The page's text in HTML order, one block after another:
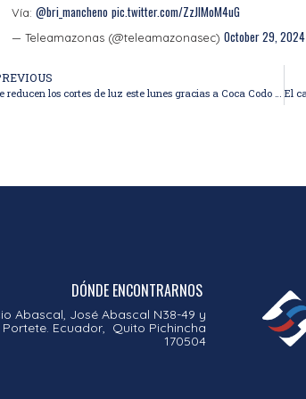
Vía:@bri_mancheno pic.twitter.com/ZzJlMoM4uG
— Teleamazonas (@teleamazonasec)October 29, 2024
Se reducen los cortes de luz este lunes gracias a Coca Codo Sinclair
DÓNDE ENCONTRARNOS
Abascal, José Abascal N38-49 y
Portete. Ecuador, Quito Pichincha
170504